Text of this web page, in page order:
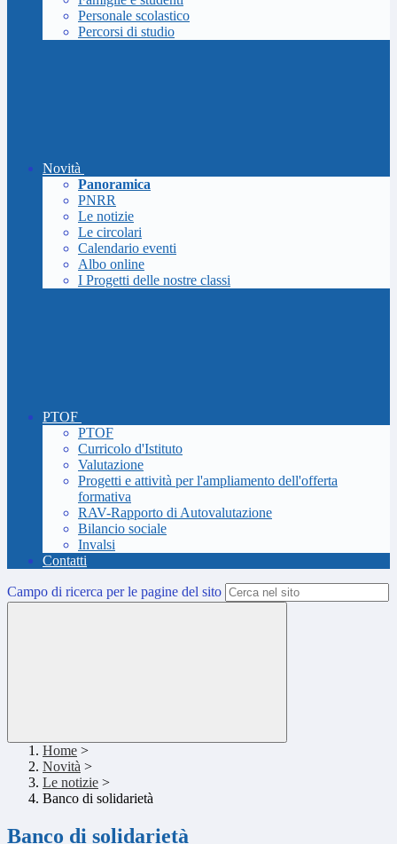
Personale scolastico
Percorsi di studio
Novità
Panoramica
PNRR
Le notizie
Le circolari
Calendario eventi
Albo online
I Progetti delle nostre classi
PTOF
PTOF
Curricolo d'Istituto
Valutazione
Progetti e attività per l'ampliamento dell'offerta
formativa
RAV-Rapporto di Autovalutazione
Bilancio sociale
Invalsi
Contatti
Campo di ricerca per le pagine del sito
Home >
Novità >
Le notizie >
Banco di solidarietà
Banco di solidarietà